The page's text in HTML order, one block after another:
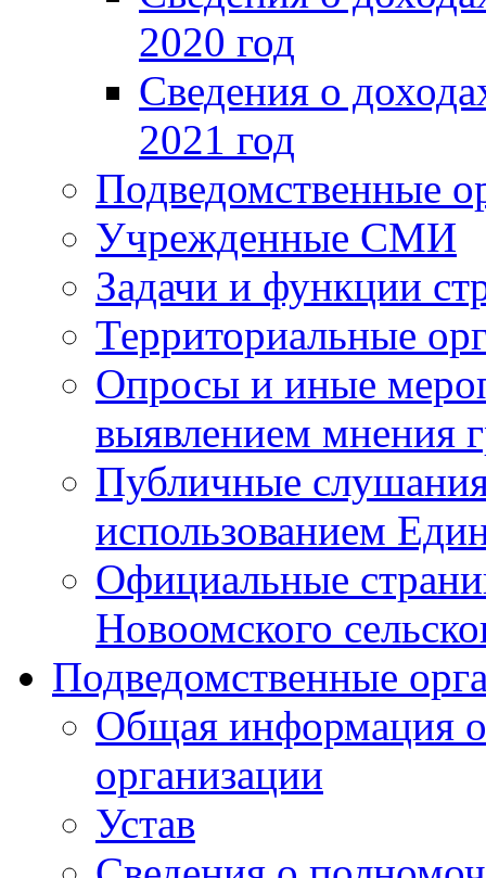
2020 год
Сведения о
2021 год
Подведомственные
Учрежденные СМИ
Задачи и функции
Территориальные
Опросы и иные
выявлением мнения
Публичные
использованием
Официальные
Новоомского
Подведомственные
Общая информация
организации
Устав